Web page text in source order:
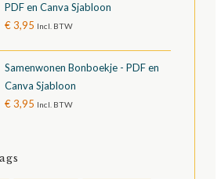
PDF en Canva Sjabloon
€3,95 Incl. BTW
Samenwonen Bonboekje - PDF en
Canva Sjabloon
€3,95 Incl. BTW